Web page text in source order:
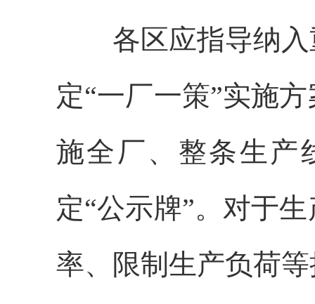
各区应指导纳入
定“一厂一策”实施
施全厂、整条生产
定“公示牌”。对于
率、限制生产负荷